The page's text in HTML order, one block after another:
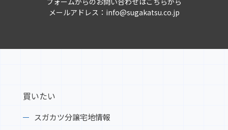
メールアドレス：info@sugakatsu.co.jp
買いたい
スガカツ分譲宅地情報